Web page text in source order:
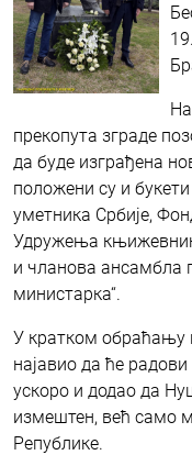
прекопута зграде
да буде изграђена
положени су и
уметника Србије,
Удружења
и чланова ансамбла
министарка“.
У кратком обраћању
најавио да ће
ускоро и додао да
измештен, већ само
Републике.